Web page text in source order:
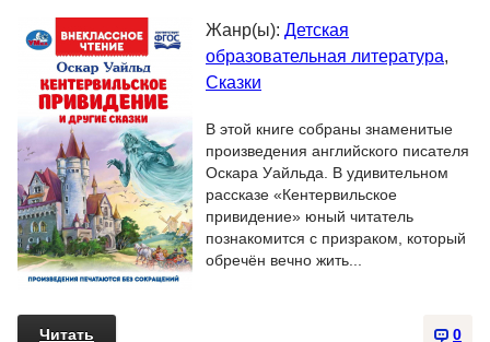
Жанр(ы): Детская
образовательная литература,
Сказки
В этой книге собраны знаменитые
произведения английского писателя
Оскара Уайльда. В удивительном
рассказе «Кентервильское
привидение» юный читатель
познакомится с призраком, который
обречён вечно жить...
0
Читать